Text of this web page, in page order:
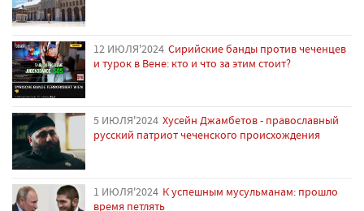
12 ИЮЛЯ'2024 Сирийские банды против чеченцев
и турок в Вене: кто и что за этим стоит?
5 ИЮЛЯ'2024 Хусейн Джамбетов - православный
русский патриот чеченского происхождения
1 ИЮЛЯ'2024 К успешным мусульманам: прошло
время петлять